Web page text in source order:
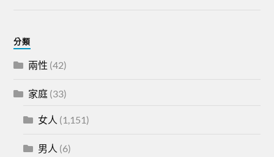
分類
兩性 (42)
家庭 (33)
女人 (1,151)
男人 (6)